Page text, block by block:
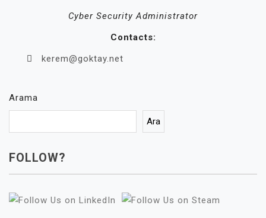
Cyber Security Administrator
Contacts:
kerem@goktay.net
Arama
Ara
FOLLOW?